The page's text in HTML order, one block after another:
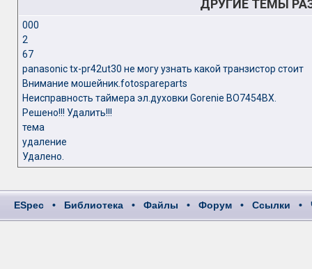
ДРУГИЕ ТЕМЫ
000
2
67
panasonic tx-pr42ut30 не могу узнать какой транзистор стоит
Внимание мошейник.fotospareparts
Неисправность таймера эл.духовки Gorenie ВО7454ВХ.
Решено!!! Удалить!!!
тема
удаление
Удалено.
ESpec • Библиотека • Файлы • Форум • Ссылки •